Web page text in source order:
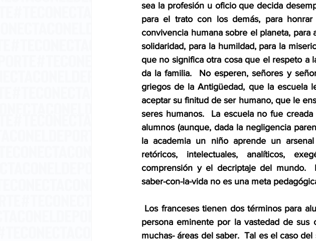
sea la profesión u oficio que decida
para el trato con los demás, para
convivencia humana sobre el planeta, para
solidaridad, para la humildad, para la
que no significa otra cosa que el respeto a
da la familia.  No esperen, señores y
griegos de la Antigüedad, que la escuela
aceptar su finitud de ser humano, que le
seres humanos.  La escuela no fue
alumnos (aunque, dada la negligencia
la academia un niño aprende un
retóricos, intelectuales, analíticos,
comprensión y el decriptaje del mundo.
saber-con-la-vida no es una meta
Los franceses tienen dos términos para
persona eminente por la vastedad de sus
muchas- áreas del saber.  Tal es el caso